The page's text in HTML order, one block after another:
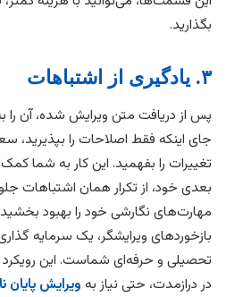
بگذارید.
۳. یادگیری از اشتباهات
پس از دریافت متن ویرایش شده، آن را
جای اینکه فقط اصلاحات را بپذیرید،
تغییرات را بفهمید. این کار به شما
بعدی خود، از تکرار همان اشتباهات
مهارت‌های نگارشی خود را بهبود
بازخوردهای ویرایشگر، یک سرمایه
تحصیلی و حرفه‌ای شماست. این
در درازمدت، حتی نیاز به ویرایش پایان